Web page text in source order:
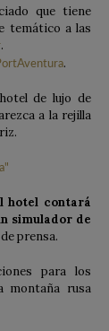
que tiene
temático a las
.
.
de lujo de
a la rejilla
hotel contará
simulador de
prensa.
para los
montaña rusa